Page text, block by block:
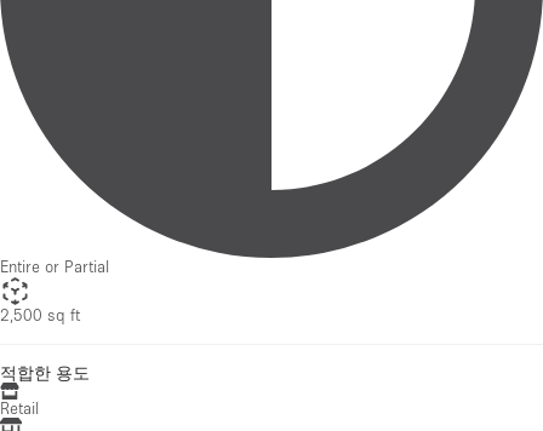
Entire or Partial
2,500 sq ft
적합한 용도
Retail